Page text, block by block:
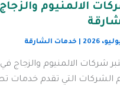
الالمنيوم
خدمات الشارقة
شركات الالمنيوم والزجاج
الشركات التي تقدم خدمات